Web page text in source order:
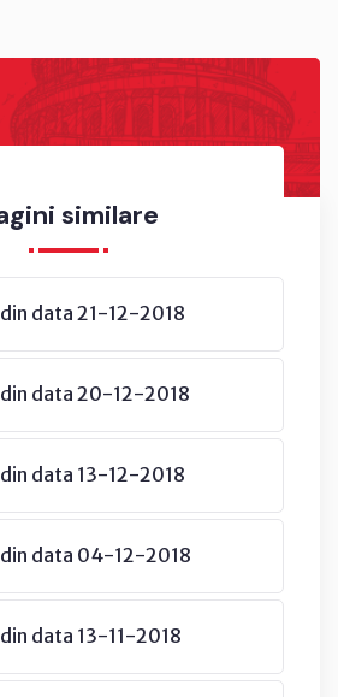
similare
data 21-12-2018
data 20-12-2018
data 13-12-2018
din data 04-12-2018
data 13-11-2018